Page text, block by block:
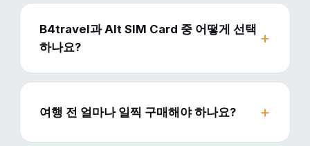
B4travel과 Alt SIM Card 중 어떻게 선택
하나요?
여행 전 얼마나 일찍 구매해야 하나요?